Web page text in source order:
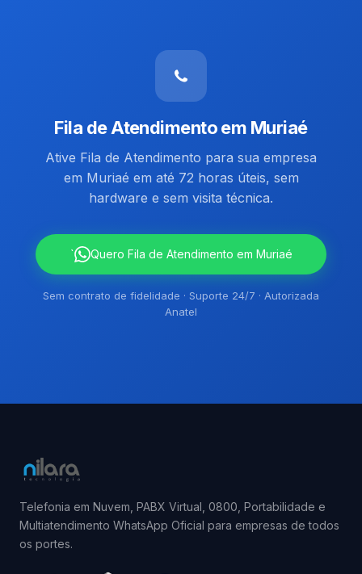
Fila de Atendimento em Muriaé
Ative Fila de Atendimento para sua empresa
em Muriaé em até 72 horas úteis, sem
hardware e sem visita técnica.
` Quero Fila de Atendimento em Muriaé
Sem contrato de fidelidade · Suporte 24/7 · Autorizada
Anatel
Telefonia em Nuvem, PABX Virtual, 0800, Portabilidade e
Multiatendimento WhatsApp Oficial para empresas de todos
os portes.